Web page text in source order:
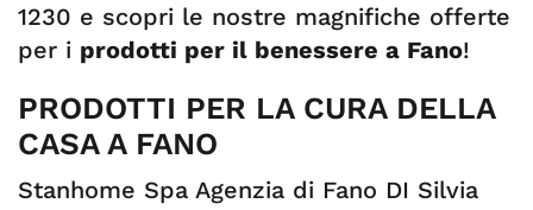
1230 e scopri le nostre magnifiche offerte
per i prodotti per il benessere a Fano!
PRODOTTI PER LA CURA DELLA
CASA A FANO
Stanhome Spa Agenzia di Fano DI Silvia